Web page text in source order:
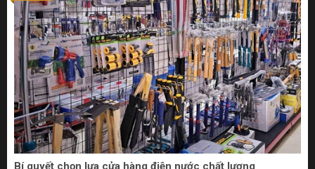
Bí quyết chọn lựa cửa hàng điện nước chất lượng